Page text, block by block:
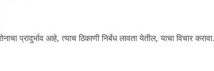
प्रादुर्भाव आहे, त्याच ठिकाणी निर्बंध लावता येतील, याचा विचार करावा.